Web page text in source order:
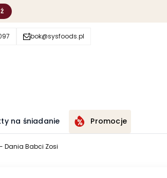
bok@sysfoods.pl
na śniadanie Promocje
- Dania Babci Zosi